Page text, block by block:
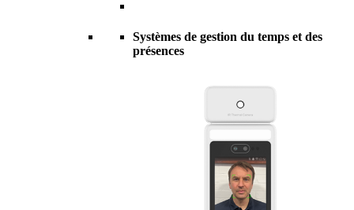
Systèmes de gestion du temps et des
présences